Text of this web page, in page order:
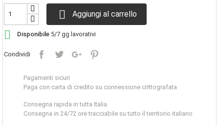
 Aggiungi al carrello
 Disponibile 5/7 gg lavorativi
Condividi
Pagamenti sicuri
Paga con carta di credito su connessione crittografata
Consegna rapida in tutta Italia
Consegna in 24/72 ore tracciabile su tutto il territorio italiano